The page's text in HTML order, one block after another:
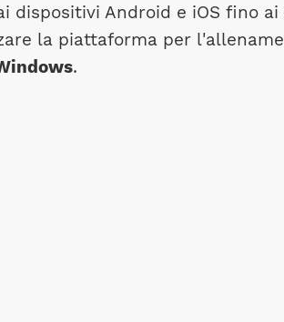
dispositivi Android e iOS fino
la piattaforma per
.